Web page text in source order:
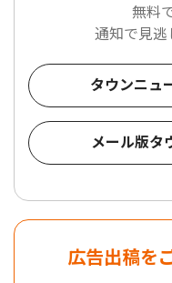
無料
通知で見逃
タウンニュ
メール版タ
広告出稿を